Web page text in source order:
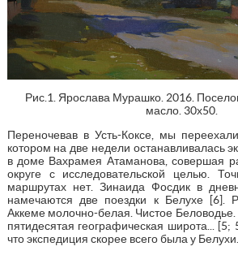
Рис.1. Ярослава Мурашко. 2016.
масло. 30х50.
Переночевав в Усть-Коксе, мы
котором на две недели останавливалась
в доме Вахрамея Атаманова, совершая
округе с исследовательской целью.
маршрутах нет. Зинаида Фосдик в
намечаются две поездки к Белухе [6].
Аккеме молочно-белая. Чистое
пятидесятая географическая широта... [5;
что экспедиция скорее всего была у Белухи.